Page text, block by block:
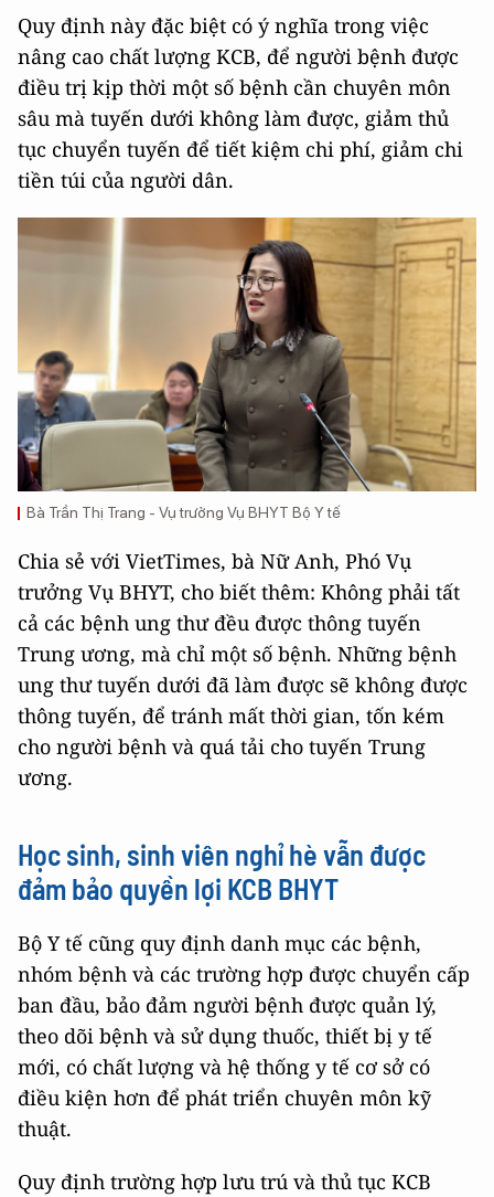
Quy định này đặc biệt có ý nghĩa trong việc
nâng cao chất lượng KCB, để người bệnh được
điều trị kịp thời một số bệnh cần chuyên môn
sâu mà tuyến dưới không làm được, giảm thủ
tục chuyển tuyến để tiết kiệm chi phí, giảm chi
tiền túi của người dân.
Bà Trần Thị Trang - Vụ trưởng Vụ BHYT Bộ Y tế
Chia sẻ với VietTimes, bà Nữ Anh, Phó Vụ
trưởng Vụ BHYT, cho biết thêm: Không phải tất
cả các bệnh ung thư đều được thông tuyến
Trung ương, mà chỉ một số bệnh. Những bệnh
ung thư tuyến dưới đã làm được sẽ không được
thông tuyến, để tránh mất thời gian, tốn kém
cho người bệnh và quá tải cho tuyến Trung
ương.
Học sinh, sinh viên nghỉ hè vẫn được
đảm bảo quyền lợi KCB BHYT
Bộ Y tế cũng quy định danh mục các bệnh,
nhóm bệnh và các trường hợp được chuyển cấp
ban đầu, bảo đảm người bệnh được quản lý,
theo dõi bệnh và sử dụng thuốc, thiết bị y tế
mới, có chất lượng và hệ thống y tế cơ sở có
điều kiện hơn để phát triển chuyên môn kỹ
thuật.
Quy định trường hợp lưu trú và thủ tục KCB